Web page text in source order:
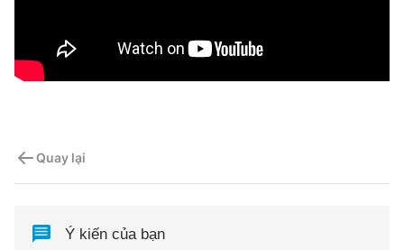
Quay lại
Ý kiến của bạn